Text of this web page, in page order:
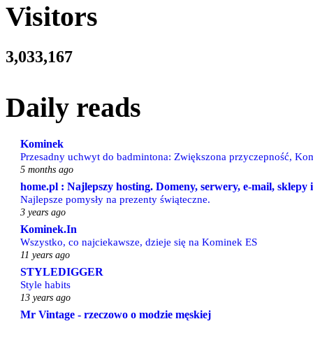
Visitors
3,033,167
Daily reads
Kominek
Przesadny uchwyt do badmintona: Zwiększona przyczepność,
5 months ago
home.pl : Najlepszy hosting. Domeny, serwery, e-mail, sklepy
Najlepsze pomysły na prezenty świąteczne.
3 years ago
Kominek.In
Wszystko, co najciekawsze, dzieje się na Kominek ES
11 years ago
STYLEDIGGER
Style habits
13 years ago
Mr Vintage - rzeczowo o modzie męskiej